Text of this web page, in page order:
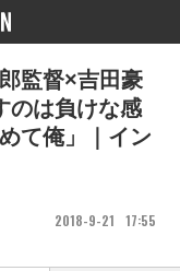
2018 9 21 17 55
監督×吉田豪
のは負けな感
て俺」｜イン